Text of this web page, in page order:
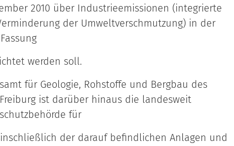
2010 über Industrieemissionen (integrierte
der Umweltverschmutzung) in der
werden soll.
für Geologie, Rohstoffe und Bergbau des
ist darüber hinaus die landesweit
für
der darauf befindlichen Anlagen und